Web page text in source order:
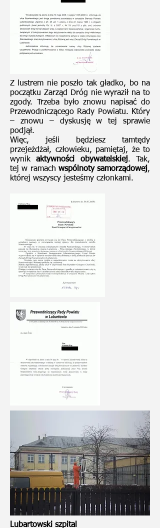
Z lustrem nie poszło tak gładko, bo na
początku Zarząd Dróg nie wyraził na to
zgody. Trzeba było znowu napisać do
Przewodniczącego Rady Powiatu. Który
– znowu – dyskusję w tej sprawie
podjął.
Więc, jeśli będziesz tamtędy
przejeżdżał, człowieku, pamiętaj, że to
wynikaktywności obywatelskiej. Tak,
tej w ramach wspólnoty samorządowej,
której wszyscy jesteśmy członkami.
Lubartowski szpital